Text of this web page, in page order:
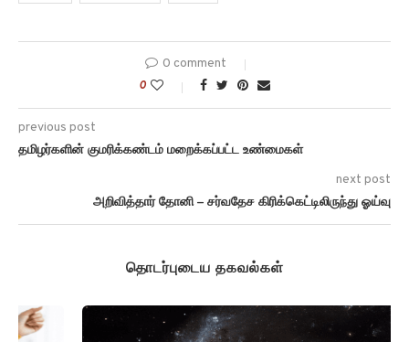
0 comment
0
previous post
தமிழர்களின் குமரிக்கண்டம் மறைக்கப்பட்ட உண்மைகள்
next post
அறிவித்தார் தோனி – சர்வதேச கிரிக்கெட்டிலிருந்து ஓய்வு
தொடர்புடைய தகவல்கள்